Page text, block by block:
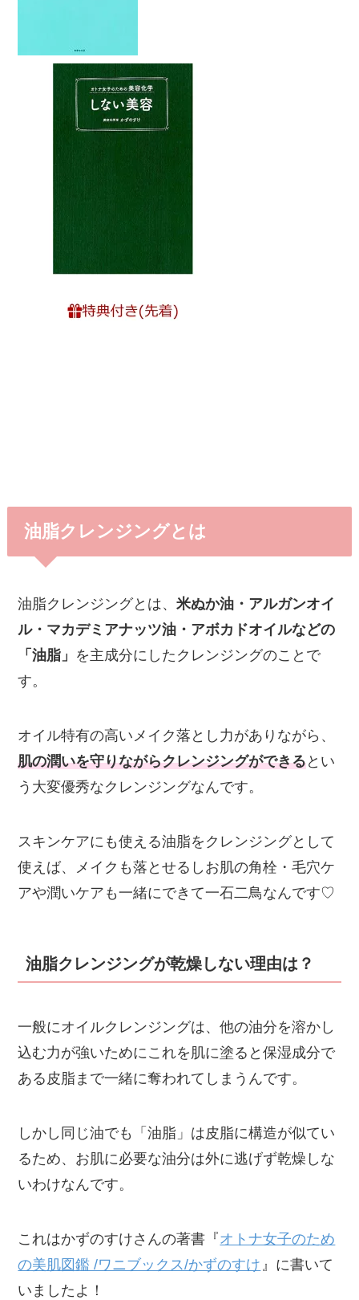
油脂クレンジングとは
油脂クレンジングとは、米ぬか油・アルガンオイ
ル・マカデミアナッツ油・アボカドオイルなどの
「油脂」 を主成分にしたクレンジングのことで
す。
オイル特有の高いメイク落とし力がありながら、
肌の潤いを守りながらクレンジングができるとい
う大変優秀なクレンジングなんです。
スキンケアにも使える油脂をクレンジングとして
使えば、メイクも落とせるしお肌の角栓・毛穴ケ
アや潤いケアも一緒にできて一石二鳥なんです♡
油脂クレンジングが乾燥しない理由は？
一般にオイルクレンジングは、他の油分を溶かし
込む力が強いためにこれを肌に塗ると保湿成分で
ある皮脂まで一緒に奪われてしまうんです。
しかし同じ油でも「油脂」は皮脂に構造が似てい
るため、お肌に必要な油分は外に逃げず乾燥しな
いわけなんです。
これはかずのすけさんの著書『オトナ女子のため
の美肌図鑑 /ワニブックス/かずのすけ 』に書いて
いましたよ！